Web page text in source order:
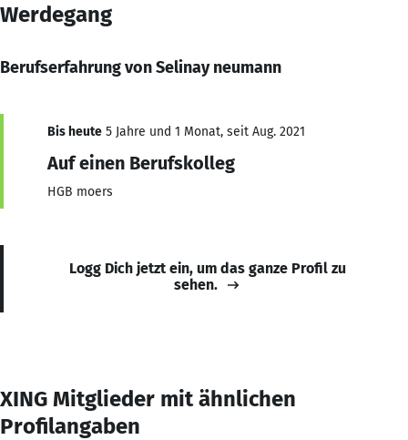
Werdegang
Berufserfahrung von Selinay neumann
Bis heute 5 Jahre und 1 Monat, seit Aug. 2021
Auf einen Berufskolleg
HGB moers
Logg Dich jetzt ein, um das ganze Profil zu
sehen.
XING Mitglieder mit ähnlichen
Profilangaben